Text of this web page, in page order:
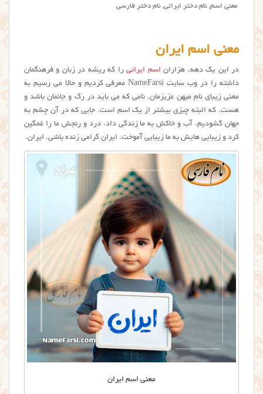
معنی اسم, نام دختر ایرانی, نام دختر فارسی
معنی اسم ایران
در این یک دهه، هزاران اسم ایرانیرا که ریشه در زبان و فرهنگمان
داشته را در وب سایت NameFarsi معرفی کردیم و حالا می رسیم به
معنی زیبای نام میهن عزیزمان. نامی که می باید در رگ و جانمان باشد و
هست. که البته چیزی بیشتر از یک اسم است. جایی که در آن چشم به
جهان گشودیم. آب و خاکش به ما زندگی داد. درد و رنجش ما را غمگین
کرد و زیبایی هایش به ما زیبایی آموخت. ایران گرامی زنده باشی. ایران.
معنی اسم ایران